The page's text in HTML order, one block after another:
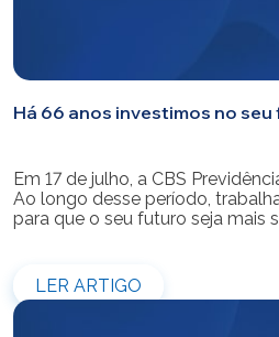
Há 66 anos investimos no
Em 17 de julho, a CBS
Ao longo desse período,
para que o seu futuro seja mais
eficiência e transparência os
de 39 mil participantes. Temos
LER ARTIGO